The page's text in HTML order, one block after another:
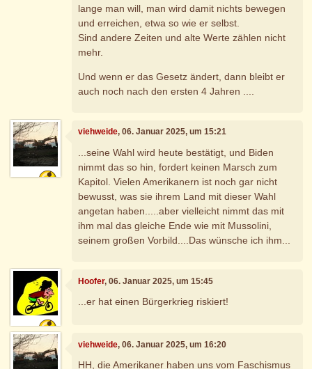
lange man will, man wird damit nichts bewegen
und erreichen, etwa so wie er selbst.
Sind andere Zeiten und alte Werte zählen nicht
mehr.
Und wenn er das Gesetz ändert, dann bleibt er
auch noch nach den ersten 4 Jahren ....
viehweide, 06. Januar 2025, um 15:21
...seine Wahl wird heute bestätigt, und Biden
nimmt das so hin, fordert keinen Marsch zum
Kapitol. Vielen Amerikanern ist noch gar nicht
bewusst, was sie ihrem Land mit dieser Wahl
angetan haben.....aber vielleicht nimmt das mit
ihm mal das gleiche Ende wie mit Mussolini,
seinem großen Vorbild....Das wünsche ich ihm...
Hoofer, 06. Januar 2025, um 15:45
...er hat einen Bürgerkrieg riskiert!
viehweide, 06. Januar 2025, um 16:20
HH, die Amerikaner haben uns vom Faschismus